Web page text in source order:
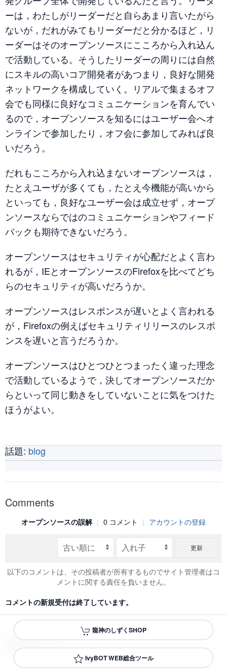
ーは，わたしがリーダーだと自らあまり言いたがら
ないが，だれがみてもリーダーだと分かるほど，リ
ーダーはそのオープンソースにこころから入れ込ん
で活動している。そうしたリーダーの周りには自然
にスキルの高いコア開発者があつまり，良好な開発
ネットワークを構成していく。リアルで集まるオフ
会でも同様に良好なコミュニケーションを育んでい
るので，オープンソースを知るにはユーザー会へオ
ンラインで参加したり，オフ会に参加してみれば良
いだろう。
だれもこころから入れ込まないオープンソースは，
たとえユーザが多くても，たとえ今機能が高いから
といっても，良好なユーザー会は成立せず，オープ
ンソースならではのコミュニケーションやフィード
バックも期待できないだろう。
オープンソースはセキュリティが心配だとよく言わ
れるが，IEとオープンソースのFirefoxを比べてどち
らのセキュリティが高いだろうか。
オープンソースはレスポンスが遅いとよく言われる
が，Firefoxの例えばセキュリティリリースのレスポ
ンスを遅いと言うだろうか。
オープンソースはひとつひとつまったく違った理念
で活動しているようで，決してオープンソースだか
らといって同じ動きをしていないことに気をつけた
ほうがよい。
話題: blog
Comments
オープンソースの誤解 | 0 コメント | アカウントの登録
更新
以下のコメントは、その投稿者が所有するものでサイト管理者はコ
メントに関する責任を負いません。
コメントの新規受付は終了しています。
IVY WE CO.,LTD.
龍神のしずくSHOP
IvyBOT WEB総合ツール